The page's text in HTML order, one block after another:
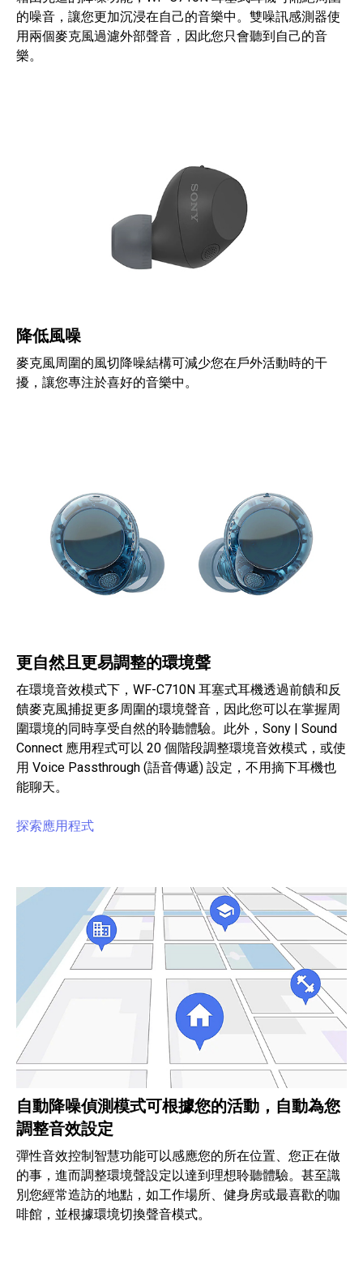
的噪音，讓您更加沉浸在自己的音樂中。雙噪訊感測器使
用兩個麥克風過濾外部聲音，因此您只會聽到自己的音
樂。
降低風噪
麥克風周圍的風切降噪結構可減少您在戶外活動時的干
擾，讓您專注於喜好的音樂中。
更自然且更易調整的環境聲
在環境音效模式下，WF-C710N 耳塞式耳機透過前饋和反
饋麥克風捕捉更多周圍的環境聲音，因此您可以在掌握周
圍環境的同時享受自然的聆聽體驗。此外，Sony | Sound
Connect 應用程式可以 20 個階段調整環境音效模式，或使
用 Voice Passthrough (語音傳遞) 設定，不用摘下耳機也
能聊天。
探索應用程式
自動降噪偵測模式可根據您的活動，自動為您
調整音效設定
彈性音效控制智慧功能可以感應您的所在位置、您正在做
的事，進而調整環境聲設定以達到理想聆聽體驗。甚至識
別您經常造訪的地點，如工作場所、健身房或最喜歡的咖
啡館，並根據環境切換聲音模式。